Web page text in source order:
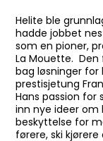
Helite ble
hadde jobbet
som en pioner,
La Mouette. Den
bag løsninger for
prestisjetung
Hans passion
inn nye ideer
beskyttelse for
førere, ski kjørere